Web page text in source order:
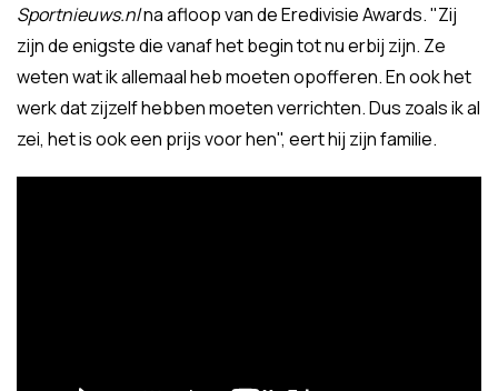
Sportnieuws.nlna afloop van de Eredivisie Awards. "Zij
zijn de enigste die vanaf het begin tot nu erbij zijn. Ze
weten wat ik allemaal heb moeten opofferen. En ook het
werk dat zijzelf hebben moeten verrichten. Dus zoals ik al
zei, het is ook een prijs voor hen", eert hij zijn familie.